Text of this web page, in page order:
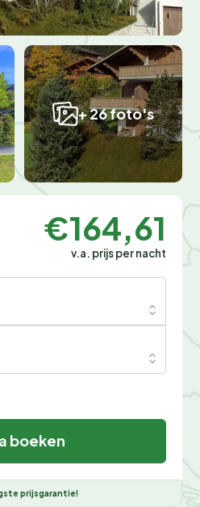
+ 26 foto's
€164,61
v.a. prijs per nacht
boeken
prijsgarantie!